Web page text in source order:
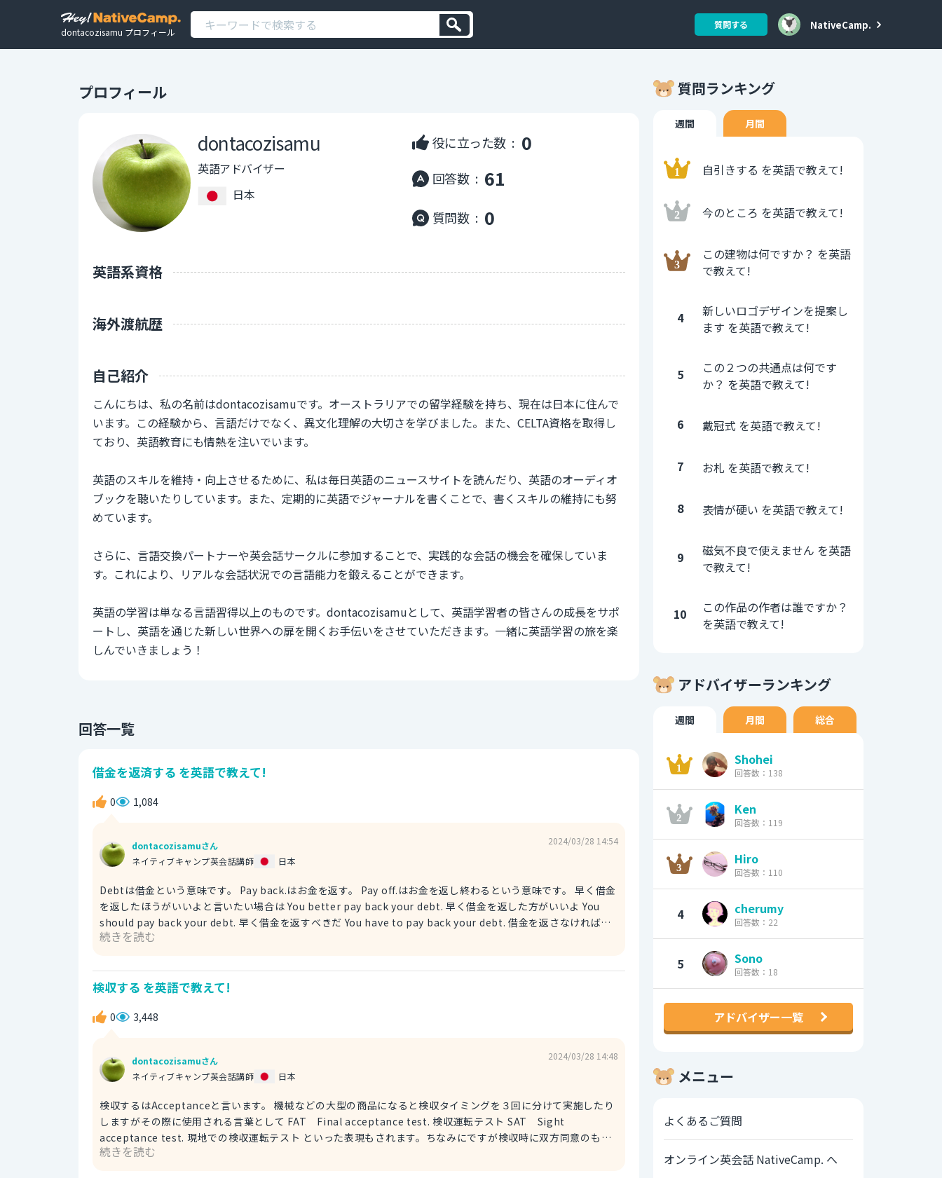
dontacozisamu プロフィール
質問する NativeCamp.
プロフィール
dontacozisamu
英語アドバイザー
日本
役に立った数 : 0
回答数 : 61
質問数 : 0
英語系資格
海外渡航歴
自己紹介
こんにちは、私の名前はdontacozisamuです。オーストラリアでの留学経験を持ち、現在は日本に住んで
います。この経験から、言語だけでなく、異文化理解の大切さを学びました。また、CELTA資格を取得し
ており、英語教育にも情熱を注いでいます。
英語のスキルを維持・向上させるために、私は毎日英語のニュースサイトを読んだり、英語のオーディオ
ブックを聴いたりしています。また、定期的に英語でジャーナルを書くことで、書くスキルの維持にも努
めています。
さらに、言語交換パートナーや英会話サークルに参加することで、実践的な会話の機会を確保していま
す。これにより、リアルな会話状況での言語能力を鍛えることができます。
英語の学習は単なる言語習得以上のものです。dontacozisamuとして、英語学習者の皆さんの成長をサポ
ートし、英語を通じた新しい世界への扉を開くお手伝いをさせていただきます。一緒に英語学習の旅を楽
しんでいきましょう！
回答一覧
借金を返済する を英語で教えて!
0 1,084
dontacozisamuさん
ネイティブキャンプ英会話講師
日本
2024/03/28 14:54
Debtは借金という意味です。 Pay back.はお金を返す。 Pay off.はお金を返し終わるという意味です。 早く借金
を返したほうがいいよと言いたい場合は You better pay back your debt. 早く借金を返した方がいいよ You
should pay back your debt. 早く借金を返すべきだ You have to pay back your debt. 借金を返さなければな
らない I recommend you to pay back your debt. 借金を返すことをおすすめします 二人の関係によってニュ
続きを読む
検収する を英語で教えて!
0 3,448
dontacozisamuさん
ネイティブキャンプ英会話講師
日本
2024/03/28 14:48
検収するはAcceptanceと言います。 機械などの大型の商品になると検収タイミングを３回に分けて実施したり
しますがその際に使用される言葉として FAT Final acceptance test. 検収運転テスト SAT Sight
acceptance test. 現地での検収運転テスト といった表現もされます。ちなみにですが検収時に双方同意のもと
サインをするペーパーの事を Acceptance report. 検収レポート という言葉で表現します。レポートを受け取
続きを読む
質問ランキング
週間 月間
自引きする を英語で教えて!
今のところ を英語で教えて!
この建物は何ですか？ を英語
で教えて!
4
新しいロゴデザインを提案し
ます を英語で教えて!
5
この２つの共通点は何です
か？ を英語で教えて!
6 戴冠式 を英語で教えて!
7 お札 を英語で教えて!
8 表情が硬い を英語で教えて!
9
磁気不良で使えません を英語
で教えて!
10
この作品の作者は誰ですか？
を英語で教えて!
アドバイザーランキング
週間 月間 総合
Shohei
回答数：138
Ken
回答数：119
Hiro
回答数：110
4 cherumy
回答数：22
5 Sono
回答数：18
アドバイザー一覧
メニュー
よくあるご質問
オンライン英会話 NativeCamp. へ